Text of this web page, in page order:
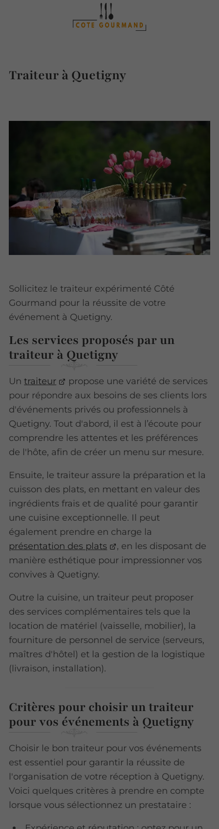
Traiteur à Quetigny
Sollicitez le traiteur expérimenté Côté
Gourmand pour la réussite de votre
événement à Quetigny.
Les services proposés par un
traiteur à Quetigny
Untraiteur
propose une variété de services
pour répondre aux besoins de ses clients lors
d'événements privés ou professionnels à
Quetigny. Tout d'abord, il est à l’écoute pour
comprendre les attentes et les préférences
de l'hôte, afin de créer un menu sur mesure.
Ensuite, le traiteur assure la préparation et la
cuisson des plats, en mettant en valeur des
ingrédients frais et de qualité pour garantir
une cuisine exceptionnelle. Il peut
également prendre en charge la
présentation des plats
, en les disposant de
manière esthétique pour impressionner vos
convives à Quetigny.
Outre la cuisine, un traiteur peut proposer
des services complémentaires tels que la
location de matériel (vaisselle, mobilier), la
fourniture de personnel de service (serveurs,
maîtres d'hôtel) et la gestion de la logistique
(livraison, installation).
Critères pour choisir un traiteur
pour vos événements à Quetigny
Choisir le bon traiteur pour vos événements
est essentiel pour garantir la réussite de
l'organisation de votre réception à Quetigny.
Voici quelques critères à prendre en compte
lorsque vous sélectionnez un prestataire :